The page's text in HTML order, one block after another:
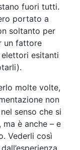
fuori tutti.
portato a
soltanto per
un fattore
esitanti
molte volte,
non
senso che si
è anche – e
Vederli così